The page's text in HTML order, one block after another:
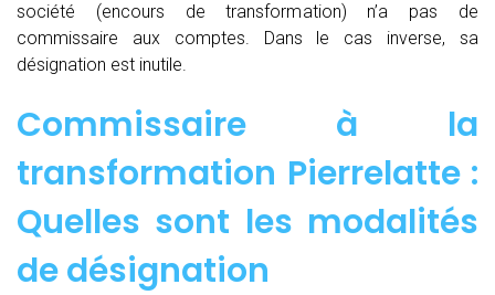
société (encours de transformation) n’a pas de
commissaire aux comptes. Dans le cas inverse, sa
désignation est inutile.
Commissaire à la
transformation Pierrelatte :
Quelles sont les modalités
de désignation